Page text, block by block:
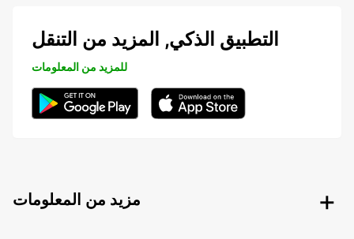
التطبيق الذكي, المزيد من التنقل
للمزيد من المعلومات
مزيد من المعلومات